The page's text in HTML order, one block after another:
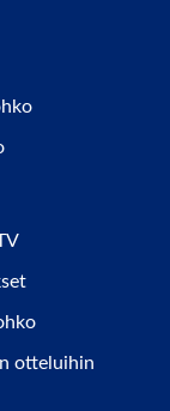
otteluihin